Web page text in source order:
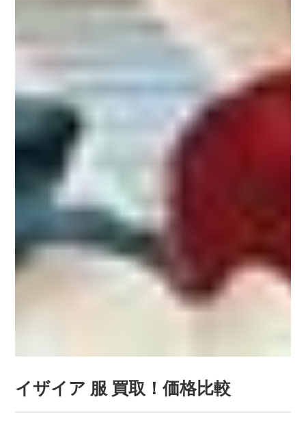
イザイア 服 買取！価格比較